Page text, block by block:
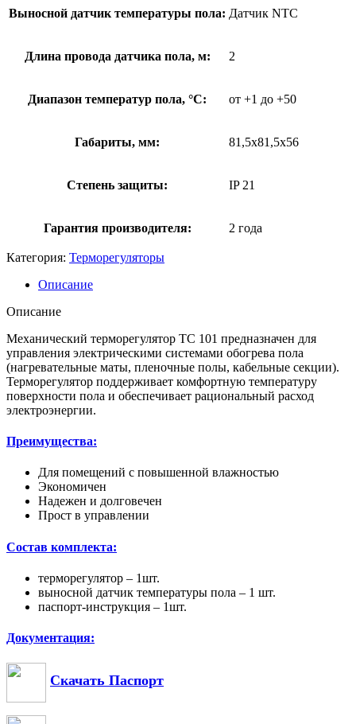
Выносной датчик температуры пола: Датчик NTC
Длина провода датчика пола, м: 2
Диапазон температур пола, °С: от +1 до +50
Габариты, мм: 81,5х81,5х56
Степень защиты: IP 21
Гарантия производителя: 2 года
Категория: Терморегуляторы
Описание
Описание
Механический терморегулятор ТС 101 предназначен для
управления электрическими системами обогрева пола
(нагревательные маты, пленочные полы, кабельные секции).
Терморегулятор поддерживает комфортную температуру
поверхности пола и обеспечивает рациональный расход
электроэнергии.
Преимущества:
Для помещений с повышенной влажностью
Экономичен
Надежен и долговечен
Прост в управлении
Состав комплекта:
терморегулятор – 1шт.
выносной датчик температуры пола – 1 шт.
паспорт-инструкция – 1шт.
Документация:
Скачать Паспорт